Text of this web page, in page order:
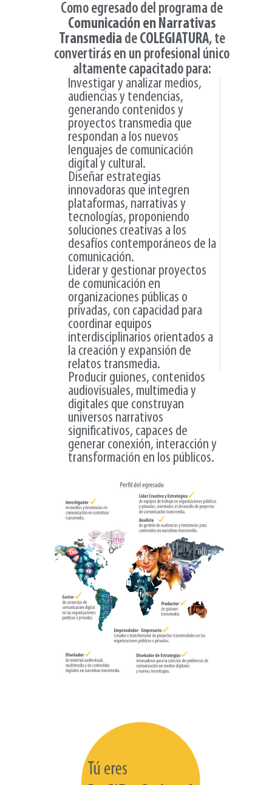
Como egresado del programa de
Comunicación en Narrativas
Transmedia de COLEGIATURA, te
convertirás en un profesional único
altamente capacitado para:
Investigar y analizar medios,
audiencias y tendencias,
generando contenidos y
proyectos transmedia que
respondan a los nuevos
lenguajes de comunicación
digital y cultural.
Diseñar estrategias
innovadoras que integren
plataformas, narrativas y
tecnologías, proponiendo
soluciones creativas a los
desafíos contemporáneos de la
comunicación.
Liderar y gestionar proyectos
de comunicación en
organizaciones públicas o
privadas, con capacidad para
coordinar equipos
interdisciplinarios orientados a
la creación y expansión de
relatos transmedia.
Producir guiones, contenidos
audiovisuales, multimedia y
digitales que construyan
universos narrativos
significativos, capaces de
generar conexión, interacción y
transformación en los públicos.